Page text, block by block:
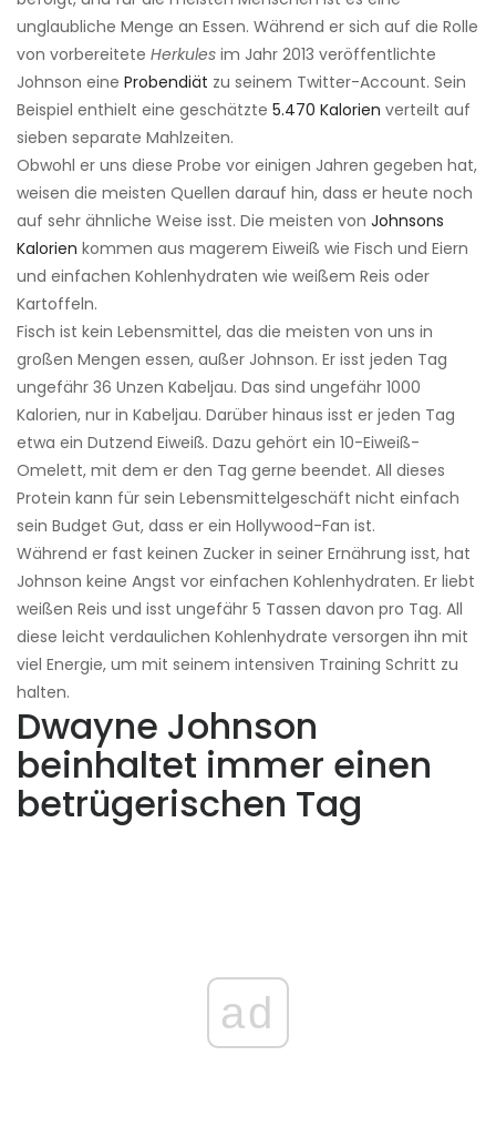
unglaubliche Menge an Essen. Während er sich auf die Rolle
von vorbereitete Herkules im Jahr 2013 veröffentlichte
Johnson eine Probendiät zu seinem Twitter-Account. Sein
Beispiel enthielt eine geschätzte 5.470 Kalorien verteilt auf
sieben separate Mahlzeiten.
Obwohl er uns diese Probe vor einigen Jahren gegeben hat,
weisen die meisten Quellen darauf hin, dass er heute noch
auf sehr ähnliche Weise isst. Die meisten von Johnsons
Kalorien kommen aus magerem Eiweiß wie Fisch und Eiern
und einfachen Kohlenhydraten wie weißem Reis oder
Kartoffeln.
Fisch ist kein Lebensmittel, das die meisten von uns in
großen Mengen essen, außer Johnson. Er isst jeden Tag
ungefähr 36 Unzen Kabeljau. Das sind ungefähr 1000
Kalorien, nur in Kabeljau. Darüber hinaus isst er jeden Tag
etwa ein Dutzend Eiweiß. Dazu gehört ein 10-Eiweiß-
Omelett, mit dem er den Tag gerne beendet. All dieses
Protein kann für sein Lebensmittelgeschäft nicht einfach
sein Budget Gut, dass er ein Hollywood-Fan ist.
Während er fast keinen Zucker in seiner Ernährung isst, hat
Johnson keine Angst vor einfachen Kohlenhydraten. Er liebt
weißen Reis und isst ungefähr 5 Tassen davon pro Tag. All
diese leicht verdaulichen Kohlenhydrate versorgen ihn mit
viel Energie, um mit seinem intensiven Training Schritt zu
halten.
Dwayne Johnson
beinhaltet immer einen
betrügerischen Tag
ad